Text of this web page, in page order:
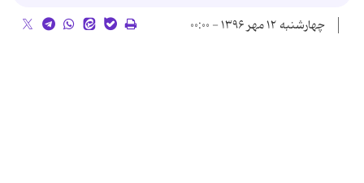
چهارشنبه ۱۲ مهر ۱۳۹۶ - ۰۰:۰۰